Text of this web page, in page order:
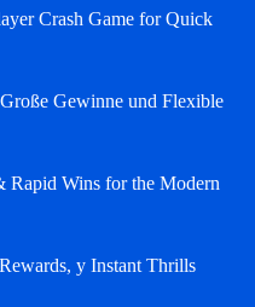
Crash Game for Quick
Gewinne und Flexible
Rapid Wins for the Modern
y Instant Thrills